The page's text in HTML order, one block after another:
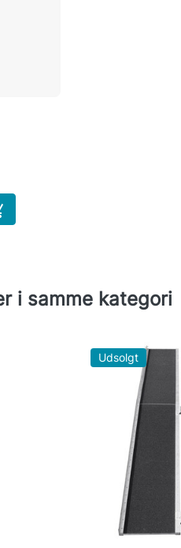
i indkøbskurv
i samme kategori
Udsolgt